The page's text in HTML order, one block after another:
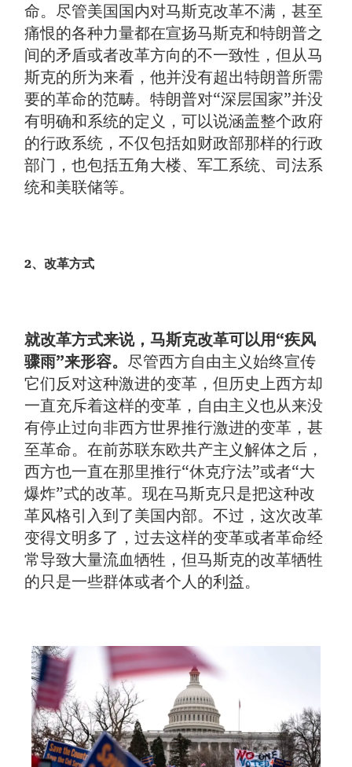
命。尽管美国国内对马斯克改革不满，甚至
痛恨的各种力量都在宣扬马斯克和特朗普之
间的矛盾或者改革方向的不一致性，但从马
斯克的所为来看，他并没有超出特朗普所需
要的革命的范畴。特朗普对“深层国家”并没
有明确和系统的定义，可以说涵盖整个政府
的行政系统，不仅包括如财政部那样的行政
部门，也包括五角大楼、军工系统、司法系
统和美联储等。
2、改革方式
就改革方式来说，马斯克改革可以用“疾风
骤雨”来形容。 尽管西方自由主义始终宣传
它们反对这种激进的变革，但历史上西方却
一直充斥着这样的变革，自由主义也从来没
有停止过向非西方世界推行激进的变革，甚
至革命。在前苏联东欧共产主义解体之后，
西方也一直在那里推行“休克疗法”或者“大
爆炸”式的改革。现在马斯克只是把这种改
革风格引入到了美国内部。不过，这次改革
变得文明多了，过去这样的变革或者革命经
常导致大量流血牺牲，但马斯克的改革牺牲
的只是一些群体或者个人的利益。